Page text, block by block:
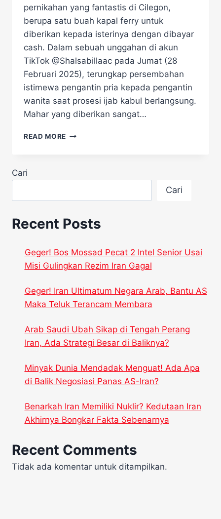
pernikahan yang fantastis di Cilegon,
berupa satu buah kapal ferry untuk
diberikan kepada isterinya dengan dibayar
cash. Dalam sebuah unggahan di akun
TikTok @Shalsabillaac pada Jumat (28
Februari 2025), terungkap persembahan
istimewa pengantin pria kepada pengantin
wanita saat prosesi ijab kabul berlangsung.
Mahar yang diberikan sangat…
READ MORE MAHAR
FERRY
DIBAYAR
Cari
Cari
Recent Posts
Geger! Bos Mossad Pecat 2 Intel Senior Usai
Misi Gulingkan Rezim Iran Gagal
Geger! Iran Ultimatum Negara Arab, Bantu AS
Maka Teluk Terancam Membara
Arab Saudi Ubah Sikap di Tengah Perang
Iran, Ada Strategi Besar di Baliknya?
Minyak Dunia Mendadak Menguat! Ada Apa
di Balik Negosiasi Panas AS-Iran?
Benarkah Iran Memiliki Nuklir? Kedutaan Iran
Akhirnya Bongkar Fakta Sebenarnya
Recent Comments
Tidak ada komentar untuk ditampilkan.